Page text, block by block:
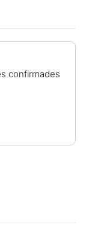
confirmades